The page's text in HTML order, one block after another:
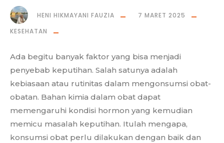
HENI HIKMAYANI FAUZIA
7 MARET 2025
KESEHATAN
Ada begitu banyak faktor yang bisa menjadi
penyebab keputihan. Salah satunya adalah
kebiasaan atau rutinitas dalam mengonsumsi obat-
obatan. Bahan kimia dalam obat dapat
memengaruhi kondisi hormon yang kemudian
memicu masalah keputihan. Itulah mengapa,
konsumsi obat perlu dilakukan dengan baik dan